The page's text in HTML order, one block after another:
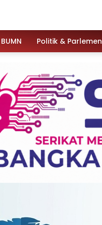
BUMN Politik & Parlemen